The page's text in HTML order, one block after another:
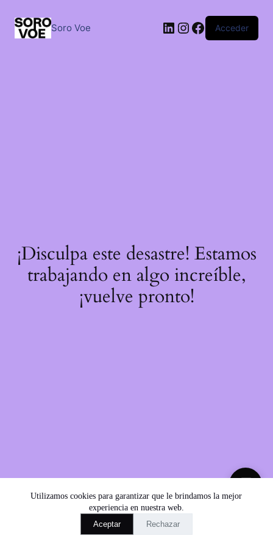
contenido
Utilizamos cookies para garantizar que le brindamos la mejor
experiencia en nuestra web.
Aceptar
Rechazar
Soro Voe LinkedIn
Instagram
Facebook
Acceder
¡Disculpa este desastre! Estamos
trabajando en algo increíble,
¡vuelve pronto!